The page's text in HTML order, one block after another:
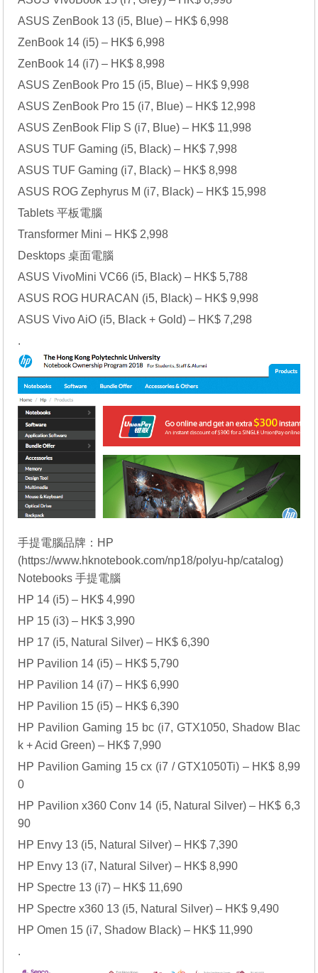
ASUS ZenBook 13 (i5, Blue) – HK$ 6,998
ZenBook 14 (i5) – HK$ 6,998
ZenBook 14 (i7) – HK$ 8,998
ASUS ZenBook Pro 15 (i5, Blue) – HK$ 9,998
ASUS ZenBook Pro 15 (i7, Blue) – HK$ 12,998
ASUS ZenBook Flip S (i7, Blue) – HK$ 11,998
ASUS TUF Gaming (i5, Black) – HK$ 7,998
ASUS TUF Gaming (i7, Black) – HK$ 8,998
ASUS ROG Zephyrus M (i7, Black) – HK$ 15,998
Tablets 平板電腦
Transformer Mini – HK$ 2,998
Desktops 桌面電腦
ASUS VivoMini VC66 (i5, Black) – HK$ 5,788
ASUS ROG HURACAN (i5, Black) – HK$ 9,998
ASUS Vivo AiO (i5, Black + Gold) – HK$ 7,298
.
手提電腦品牌：HP
(https://www.hknotebook.com/np18/polyu-hp/catalog)
Notebooks 手提電腦
HP 14 (i5) – HK$ 4,990
HP 15 (i3) – HK$ 3,990
HP 17 (i5, Natural Silver) – HK$ 6,390
HP Pavilion 14 (i5) – HK$ 5,790
HP Pavilion 14 (i7) – HK$ 6,990
HP Pavilion 15 (i5) – HK$ 6,390
HP Pavilion Gaming 15 bc (i7, GTX1050, Shadow Blac
k + Acid Green) – HK$ 7,990
HP Pavilion Gaming 15 cx (i7 / GTX1050Ti) – HK$ 8,99
0
HP Pavilion x360 Conv 14 (i5, Natural Silver) – HK$ 6,3
90
HP Envy 13 (i5, Natural Silver) – HK$ 7,390
HP Envy 13 (i7, Natural Silver) – HK$ 8,990
HP Spectre 13 (i7) – HK$ 11,690
HP Spectre x360 13 (i5, Natural Silver) – HK$ 9,490
HP Omen 15 (i7, Shadow Black) – HK$ 11,990
.